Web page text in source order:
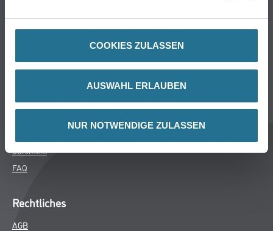
COOKIES ZULASSEN
AUSWAHL ERLAUBEN
NUR NOTWENDIGE ZULASSEN
Späth Knoll GmbH
Aktuelles
Sortiment
FAQ
Rechtliches
AGB